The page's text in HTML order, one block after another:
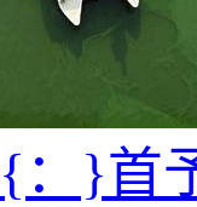
：}首